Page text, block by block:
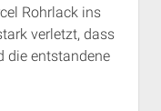
Rohrlack ins
verletzt, dass
die entstandene